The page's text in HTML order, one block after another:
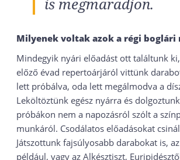
is megmaradjon.
Milyenek voltak azok a régi boglári
Mindegyik nyári előadást ott találtunk
előző évad repertoárjáról vittünk
lett próbálva, oda lett megálmodva a
Leköltöztünk egész nyárra és
próbákon nem a napozásról szólt a
munkáról. Csodálatos előadásokat
Játszottunk fajsúlyosabb darabokat is,
például, vagy az Alkésztiszt,